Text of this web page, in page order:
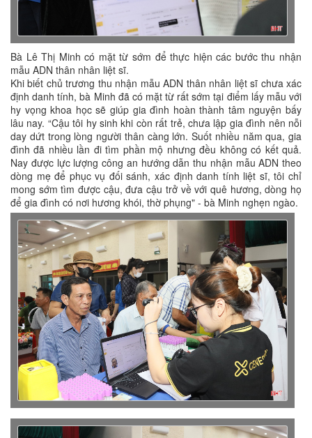
Bà Lê Thị Minh có mặt từ sớm để thực hiện các bước thu nhận
mẫu ADN thân nhân liệt sĩ.
Khi biết chủ trương thu nhận mẫu ADN thân nhân liệt sĩ chưa xác
định danh tính, bà Minh đã có mặt từ rất sớm tại điểm lấy mẫu với
hy vọng khoa học sẽ giúp gia đình hoàn thành tâm nguyện bấy
lâu nay. “Cậu tôi hy sinh khi còn rất trẻ, chưa lập gia đình nên nỗi
day dứt trong lòng người thân càng lớn. Suốt nhiều năm qua, gia
đình đã nhiều lần đi tìm phần mộ nhưng đều không có kết quả.
Nay được lực lượng công an hướng dẫn thu nhận mẫu ADN theo
dòng mẹ để phục vụ đối sánh, xác định danh tính liệt sĩ, tôi chỉ
mong sớm tìm được cậu, đưa cậu trở về với quê hương, dòng họ
để gia đình có nơi hương khói, thờ phụng" - bà Minh nghẹn ngào.